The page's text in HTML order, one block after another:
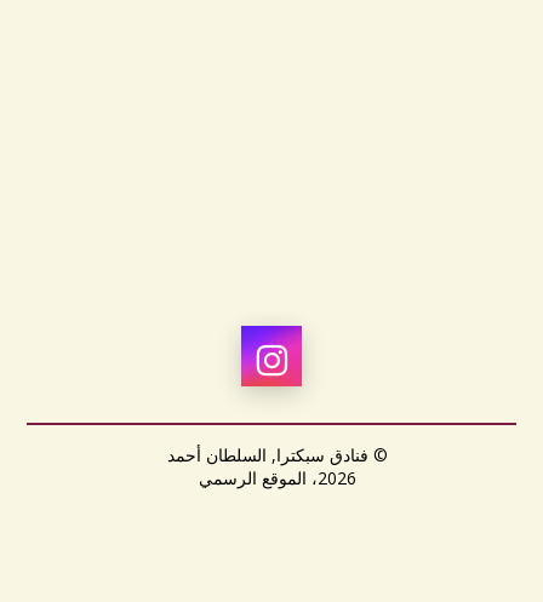
© فنادق سبكترا, السلطان أحمد
2026، الموقع الرسمي